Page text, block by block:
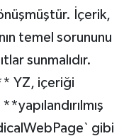
İçerik,
temel sorununu
sunmalıdır.
YZ, içeriği
gibi